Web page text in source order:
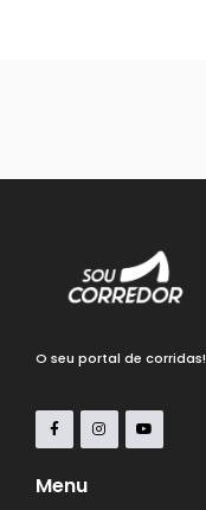
O seu portal de corridas!
Menu